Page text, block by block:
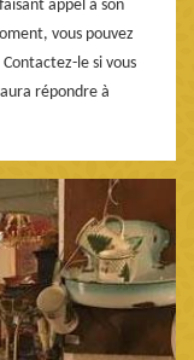
appel à son
vous pouvez
le si vous
répondre à